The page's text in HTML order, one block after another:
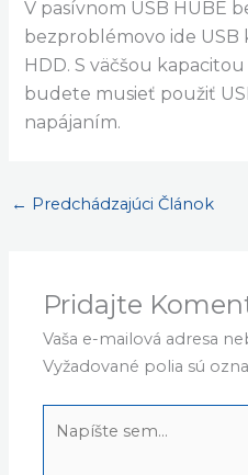
V pasívnom USB HUBE
bezproblémovo ide USB
HDD. S väčšou
budete musieť použiť
napájaním.
← Predchádzajúci Článok
Pridajte
Vaša e-mailová adresa
Vyžadované polia sú
sem...